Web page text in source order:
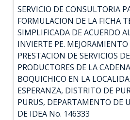
SERVICIO DE CONSULTORIA
FORMULACION DE LA FICHA
SIMPLIFICADA DE ACUERDO
INVIERTE PE.
PRESTACION DE SERVICIOS
PRODUCTORES DE LA
BOQUICHICO EN LA
ESPERANZA, DISTRITO DE
PURUS, DEPARTAMENTO DE
DE IDEA No. 146333